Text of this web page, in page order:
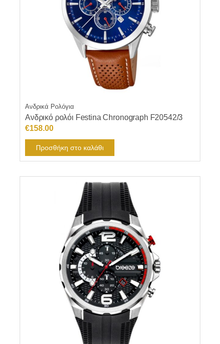
Ανδρικά Ρολόγια
Ανδρικό ρολόι Festina Chronograph F20542/3
€158.00
Προσθήκη στο καλάθι